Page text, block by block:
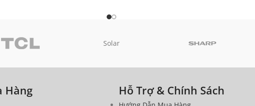
toàn diện chống rò điện và
chống nước
cao
không gian
Solar
Hàng Hỗ Trợ & Chính Sách